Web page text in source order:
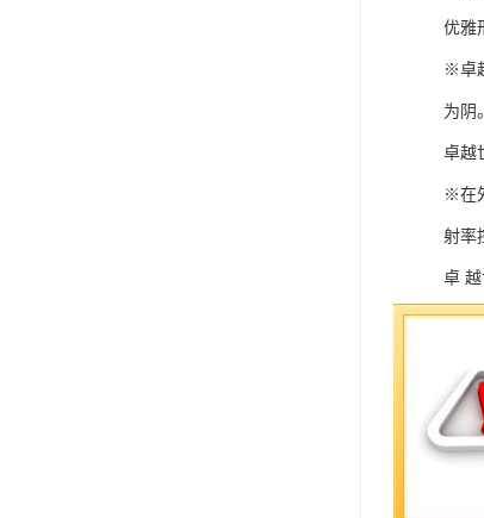
优雅
※卓
为阴
卓越
※在
射率
卓
一体
卓
学、
在售